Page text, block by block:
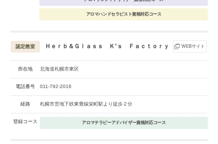
アロマハンドセラピスト資格対応コース
認定教室 Ｈｅｒｂ＆Ｇｌａｓｓ Ｋ’ｓ Ｆａｃｔｏｒｙ WEBサイト
所在地 北海道札幌市東区
電話番号 011-792-2016
経路 札幌市営地下鉄東豊線栄町駅より徒歩２分
登録コース アロマテラピーアドバイザー資格対応コース